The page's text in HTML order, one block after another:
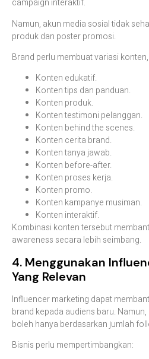
campaign interaktif.
Namun, akun media sosial tidak
produk dan poster promosi.
Brand perlu membuat variasi
Konten edukatif.
Konten tips dan panduan.
Konten produk.
Konten testimoni pelanggan.
Konten behind the scenes.
Konten cerita brand.
Konten tanya jawab.
Konten before-after.
Konten proses kerja.
Konten promo.
Konten kampanye musiman.
Konten interaktif.
Kombinasi konten tersebut
awareness secara lebih seimbang.
4. Menggunakan
Yang Relevan
Influencer marketing dapat
brand kepada audiens baru.
boleh hanya berdasarkan jumlah
Bisnis perlu mempertimbangkan: